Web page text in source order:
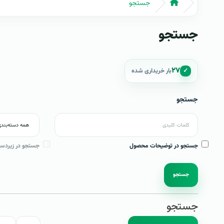
جستجو
جستجو
✓ ۲۷بار خریداری شده
جستجو
جستجو در توضیحات محصول جستجو در
جستجو
جستجو